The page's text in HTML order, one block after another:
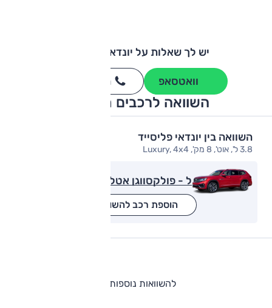
יש לך שאלות על יונדאי פליסייד?
וואטסאפ חייגו
השוואה לרכבים מתחרים
השוואה בין יונדאי פליסייד
3.8 ל', אוט', 8 מק', Luxury, 4x4
ל - פולקסווגן אטלס
הוספת רכב להשוואה
להשוואות נוספות